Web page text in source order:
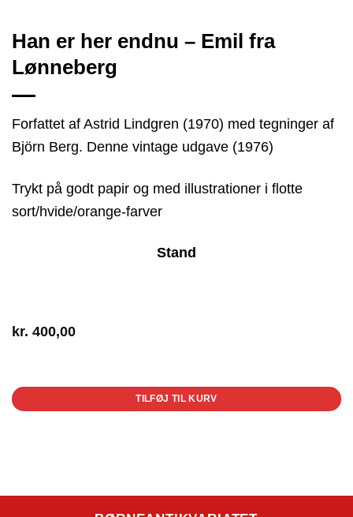
Han er her endnu – Emil fra
Lønneberg
Forfattet af Astrid Lindgren (1970) med tegninger af
Björn Berg. Denne vintage udgave (1976)
Trykt på godt papir og med illustrationer i flotte
sort/hvide/orange-farver
Stand
kr. 400,00
TILFØJ TIL KURV